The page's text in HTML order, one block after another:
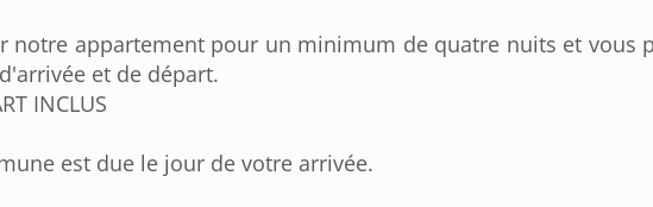
notre appartement pour un minimum de quatre nuits et vous
et de départ.
INCLUS
est due le jour de votre arrivée.